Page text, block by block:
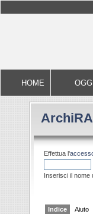
HOME
Effettua l'
Inserisci il
Indice Aiuto